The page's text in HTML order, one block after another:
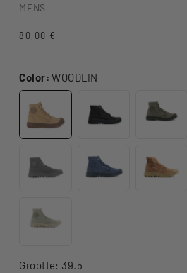
MENS
Normale
80,00 €
Color: WOODLIN
Grootte: 39.5